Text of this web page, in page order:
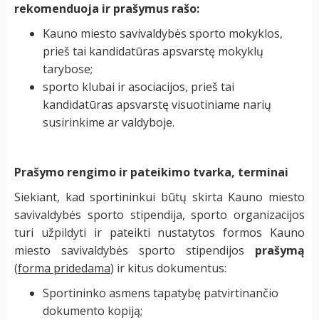
rekomenduoja ir prašymus rašo:
Kauno miesto savivaldybės sporto mokyklos,
prieš tai kandidatūras apsvarstę mokyklų
tarybose;
sporto klubai ir asociacijos, prieš tai
kandidatūras apsvarstę visuotiniame narių
susirinkime ar valdyboje.
Prašymo rengimo ir pateikimo tvarka, terminai
Siekiant, kad sportininkui būtų skirta Kauno miesto
savivaldybės sporto stipendija, sporto organizacijos
turi užpildyti ir pateikti nustatytos formos Kauno
miesto savivaldybės sporto stipendijos prašymą
(forma pridedama) ir kitus dokumentus:
Sportininko asmens tapatybę patvirtinančio
dokumento kopiją;